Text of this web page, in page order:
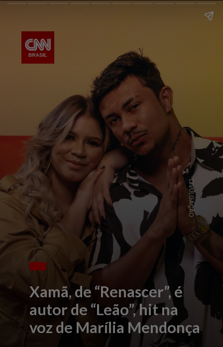
Xamã, de “Renascer”, é
autor de “Leão”, hit na
voz de Marília Mendonça
DIVULGAÇÃO